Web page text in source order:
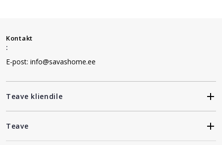
Kontakt
:
E-post: info@savashome.ee
Teave kliendile
Teave